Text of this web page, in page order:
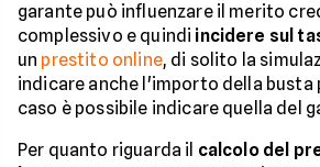
garante può influenzare il merito
complessivo e quindi incidere sul
un prestito online, di solito la
indicare anche l'importo della busta
caso è possibile indicare quella del
Per quanto riguarda il calcolo del